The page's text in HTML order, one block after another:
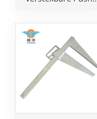
Unterstützung von
Wandschalungen